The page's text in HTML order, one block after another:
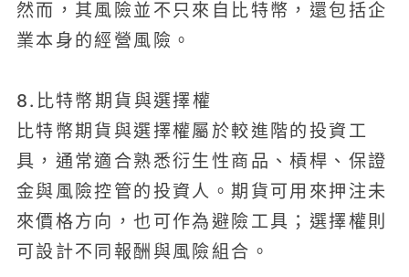
然而，其風險並不只來自比特幣，還包括企
業本身的經營風險。
8.比特幣期貨與選擇權
比特幣期貨與選擇權屬於較進階的投資工
具，通常適合熟悉衍生性商品、槓桿、保證
金與風險控管的投資人。期貨可用來押注未
來價格方向，也可作為避險工具；選擇權則
可設計不同報酬與風險組合。